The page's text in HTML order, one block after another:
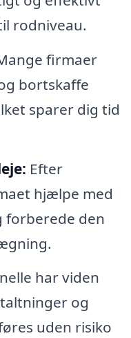
rodniveau.
firmaer
bortskaffe
sparer dig tid
Efter
hjælpe med
forberede den
har viden
og
uden risiko